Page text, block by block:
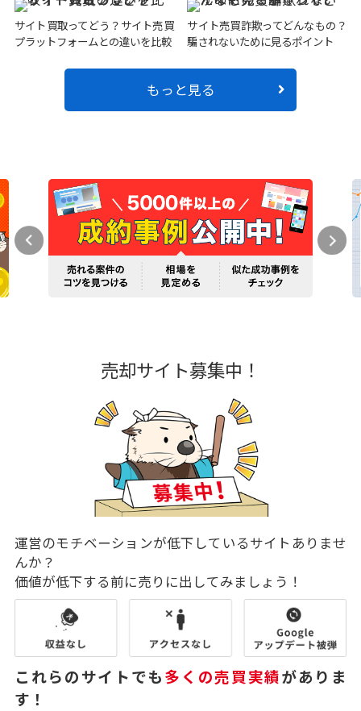
サイト買取ってどう？サイト売買
プラットフォームとの違いを比較
サイト売買詐欺ってどんなもの？
騙されないために見るポイント
もっと見る
売却サイト募集中！
運営のモチベーションが低下しているサイトありませ
んか？
価値が低下する前に売りに出してみましょう！
これらのサイトでも多くの売買実績がありま
す！